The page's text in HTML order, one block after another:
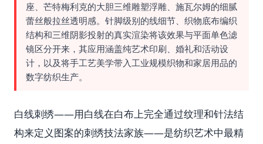
座、芒特梅利克的大胆三维雕塑浮雕、施瓦尔姆的细腻
蕾丝般拉丝透明感。针脚级别的线细节、织物底布编织
结构和三维阴影投射的真实渲染将该效果与平面单色滤
镜区分开来，其应用涵盖纯艺术印刷、婚礼和活动设
计，以及将手工艺美学带入工业规模织物和家居用品的
数字纺织生产。
白线刺绣——用白线在白布上完全通过纹理和针法结
构来定义图案的刺绣技法家族——是纺织艺术中最精